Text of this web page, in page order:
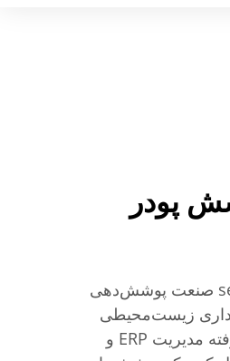
پودر
فناوری پاشش پودر الکترواستاتیک در حال دگرگونی segu صنعت پوشش‌دهی
زیست‌محیطی
ارائه می‌دهد. در شرکت هسیندا، ما از سیستم‌های پیشرفته مدیریت ERP و